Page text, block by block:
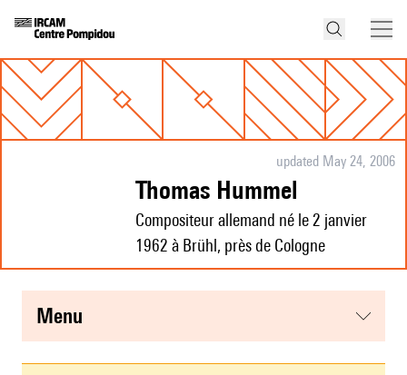
updated May 24, 2006
Thomas Hummel
Compositeur allemand né le 2 janvier
1962 à Brühl, près de Cologne
menu